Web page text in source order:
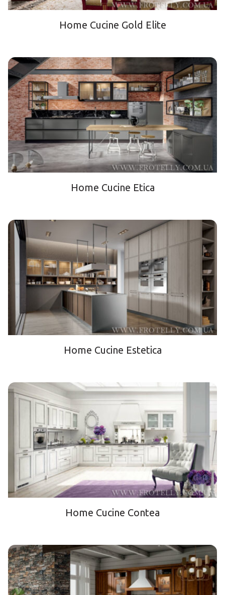
Home Cucine Gold Elite
Home Cucine Etica
Home Cucine Estetica
Home Cucine Contea